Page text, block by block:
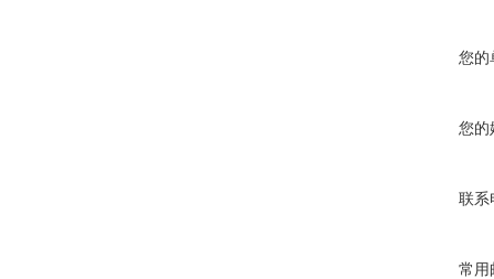
您的
您的
联系
常用